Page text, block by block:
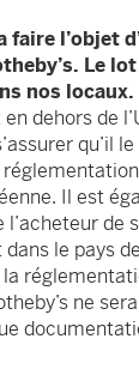
faire l’objet
Le
nos locaux.
dehors de
qu’il
Il est
de
le pays
ne